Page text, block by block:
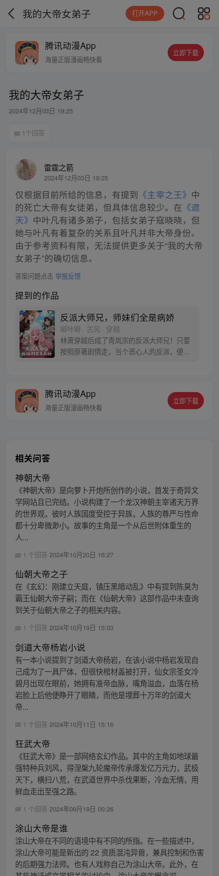
我的大帝女弟子 打开APP
腾讯动漫App
海量正版漫画畅快看
立即下载
我的大帝女弟子
2024年12月03日 19:25
1个回答
雷霆之箭
2024年12月03日 19:25
仅根据目前所给的信息，有提到 《主宰之王》 中
的死亡大帝有女徒弟，但具体信息较少。在 《遮
天》 中叶凡有诸多弟子，包括女弟子寇晓晓，但
她与叶凡有着复杂的关系且叶凡并非大帝身份。
由于参考资料有限，无法提供更多关于“我的大帝
女弟子”的确切信息。
答案问题点击 举报反馈
提到的作品
反派大师兄，师妹们全是病娇
噼咔噼 · 古风 · 穿越
林萧穿越后成了青岚宗的反派大师兄！只要
按照原著剧情走，当个恶心人的反派，便能
男主叶辰拜入师门这天！林萧兴奋不已，准
备毒害男主，按照剧情，他将会被几位师妹
腾讯动漫App
海量正版漫画畅快看
立即下载
相关问答
神朝大帝
《神朝大帝》是向萝卜开炮所创作的小说，首发于奇异文
学网站且已完结。小说构建了一个龙汉神朝主宰诸天万界
的世界观，彼时人族国度受控于异族，人族的尊严与性命
都十分卑微渺小。故事的主角是一个从后世附体重生的
人...
1 个回答 2024年10月20日 16:27
仙朝大帝之子
在《玄幻：刚建立天庭，镇压黑暗动乱》中有提到陈昊为
霸王仙朝大帝子嗣；而在《仙朝大帝》这部作品中未查询
到关于仙朝大帝之子的相关内容。
1 个回答 2024年10月19日 15:03
剑道大帝杨岩小说
有一本小说提到了剑道大帝杨岩，在该小说中杨岩发现自
己成为了一具尸体，但很快棺材盖被打开，仙女宗圣女冷
碧月出现在眼前，她拥有准帝血脉，嘴角溢血，血落在杨
岩脸上后他便睁开了眼睛，而他是埋葬十万年的剑道大
帝...
1 个回答 2024年10月11日 15:16
狂武大帝
《狂武大帝》是一部网络玄幻作品。其中的主角如地球最
强特种兵刘风，得涅槃九轮魔帝传承爆发亿万元力，武极
天下，横扫八荒，在武道世界中杀伐果断，冷血无情，用
鲜血走出至强之路。
1 个回答 2024年09月19日 00:26
涂山大帝是谁
涂山大帝在不同的语境中有不同的所指。在一些描述中，
涂山大帝可能是新出的 22 资质混沌异兽，兼具控制和伤害
的后期强力法师。也有人戏称自己为涂山大帝。此外，在